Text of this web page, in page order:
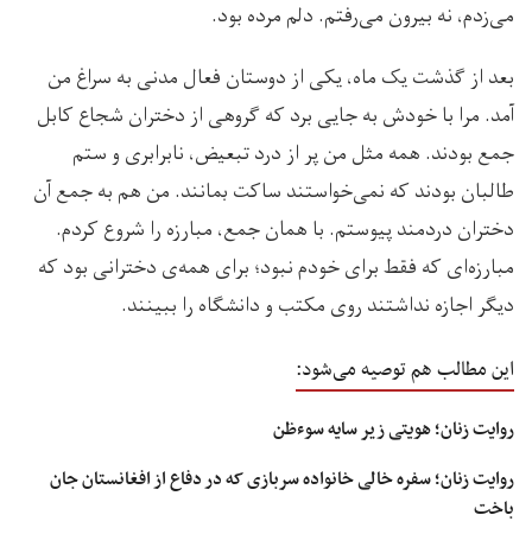
می‌زدم، نه بیرون می‌رفتم. دلم مرده بود.
بعد از گذشت یک ماه، یکی از دوستان فعال مدنی به سراغ من
آمد. مرا با خودش به جایی برد که گروهی از دختران شجاع کابل
جمع بودند. همه مثل من پر از درد تبعیض، نابرابری و ستم
طالبان بودند که نمی‌خواستند ساکت بمانند. من هم به جمع آن
دختران دردمند پیوستم. با همان جمع، مبارزه را شروع کردم.
مبارزه‌ای که فقط برای خودم نبود؛ برای همه‌ی دخترانی بود که
دیگر اجازه نداشتند روی مکتب و دانشگاه را ببینند.
این مطالب هم توصیه می‌شود:
روایت زنان؛ هویتی زیر سایه سوءظن
روایت زنان؛ سفره خالی خانواده سربازی که در دفاع از افغانستان جان
باخت